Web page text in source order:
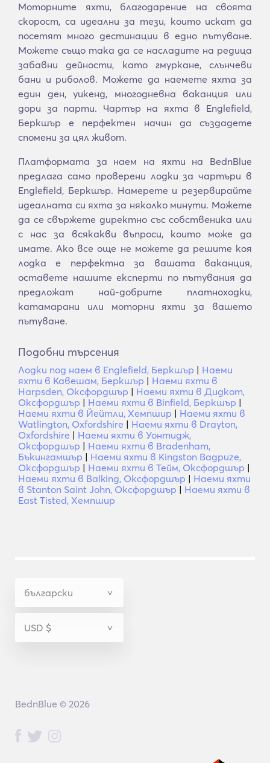
Моторните яхти, благодарение на своята
скорост, са идеални за тези, които искат да
посетят много дестинации в едно пътуване.
Можете също така да се насладите на редица
забавни дейности, като гмуркане, слънчеви
бани и риболов. Можете да наемете яхта за
един ден, уикенд, многодневна ваканция или
дори за парти. Чартър на яхта в Englefield,
Беркшър е перфектен начин да създадете
спомени за цял живот.
Платформата за наем на яхти на BednBlue
предлага само проверени лодки за чартъри в
Englefield, Беркшър. Намерете и резервирайте
идеалната си яхта за няколко минути. Можете
да се свържете директно със собственика или
с нас за всякакви въпроси, които може да
имате. Ако все още не можете да решите коя
лодка е перфектна за вашата ваканция,
оставете нашите експерти по пътувания да
предложат най-добрите платноходки,
катамарани или моторни яхти за вашето
пътуване.
Подобни търсения
Лодки под наем в Englefield, Беркшър | Наеми
яхти в Кавешам, Беркшър | Наеми яхти в
Harpsden, Оксфордшър | Наеми яхти в Дидкот,
Оксфордшър | Наеми яхти в Binfield, Беркшър |
Наеми яхти в Йейтли, Хемпшир | Наеми яхти в
Watlington, Oxfordshire | Наеми яхти в Drayton,
Oxfordshire | Наеми яхти в Уонтидж,
Оксфордшър | Наеми яхти в Bradenham,
Бъкингамшър | Наеми яхти в Kingston Bagpuze,
Оксфордшър | Наеми яхти в Тейм, Оксфордшър |
Наеми яхти в Balking, Оксфордшър | Наеми яхти
в Stanton Saint John, Оксфордшър | Наеми яхти в
East Tisted, Хемпшир
BednBlue © 2026